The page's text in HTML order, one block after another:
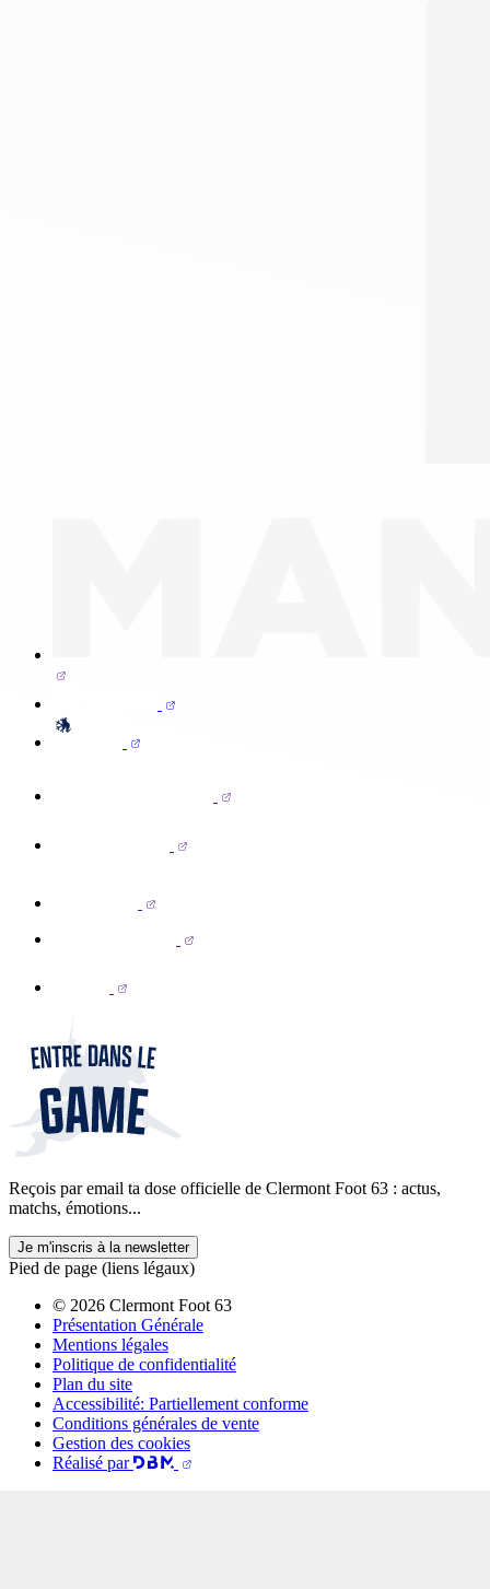
Reçois par email ta dose officielle de Clermont Foot 63 : actus,
matchs, émotions...
Je m'inscris à la newsletter
Pied de page (liens légaux)
© 2026 Clermont Foot 63
Présentation Générale
Mentions légales
Politique de confidentialité
Plan du site
Accessibilité: Partiellement conforme
Conditions générales de vente
Gestion des cookies
Réalisé par